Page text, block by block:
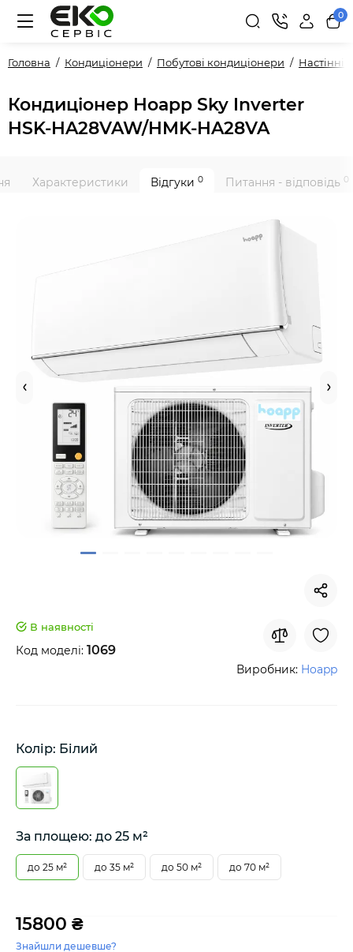
0
Головна Кондиціонери Побутові кондиціонери Настінні
Кондиціонер Hoapp Sky Inverter
HSK-HA28VAW/HMK-HA28VA
Характеристики Відгуки 0 Питання - відповідь 0
В наявності
Код моделі: 1069
Виробник: Hoapp
Колір: Білий
За площею: до 25 м²
до 25 м² до 35 м² до 50 м² до 70 м²
15800 ₴
Знайшли дешевше?